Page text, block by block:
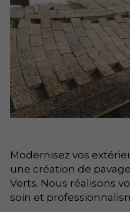
Modernisez vos
une création de
Verts. Nous réalisons
soin et